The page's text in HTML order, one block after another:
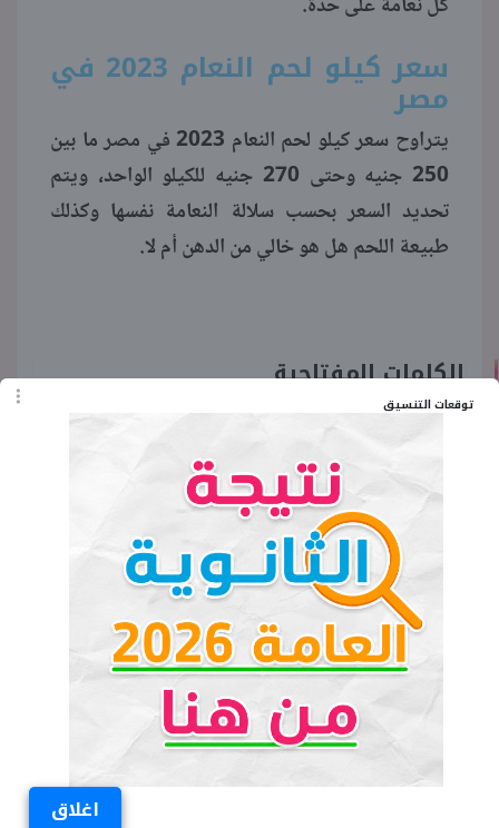
توقعات التنسيق
اغلاق
سعر كيلو لحم النعام 2023 في
مصر
يتراوح سعر كيلو لحم النعام 2023 في مصر ما بين
250 جنيه وحتى 270 جنيه للكيلو الواحد، ويتم
تحديد السعر بحسب سلالة النعامة نفسها وكذلك
طبيعة اللحم هل هو خالي من الدهن أم لا.
الكلمات المفتاحية
كيلو لحم النعام بكام في مصر 2023
كيلو لخم النعام بكم 2023
بكم كيلو لحم النعام 2023
أحمد الليثي
صحفي مصري، عضو نقابة الصحفيين
ومقيم بمحافظة المنوفية